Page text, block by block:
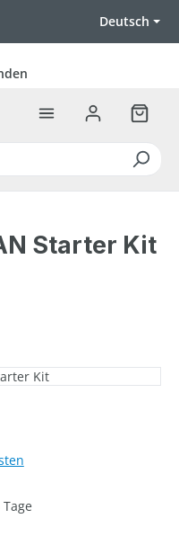
Deutsch
Starter Kit